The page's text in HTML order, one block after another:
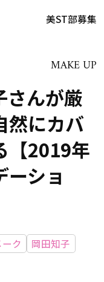
美ST部募集
MAKE UP
さんが厳
然にカバ
【2019年
ショ
ク
岡田知子